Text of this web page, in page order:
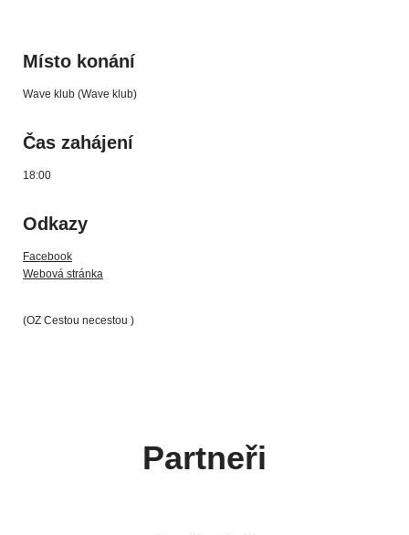
Místo konání
Wave klub (Wave klub)
Čas zahájení
18:00
Odkazy
Facebook
Webová stránka
(OZ Cestou necestou )
Partneři